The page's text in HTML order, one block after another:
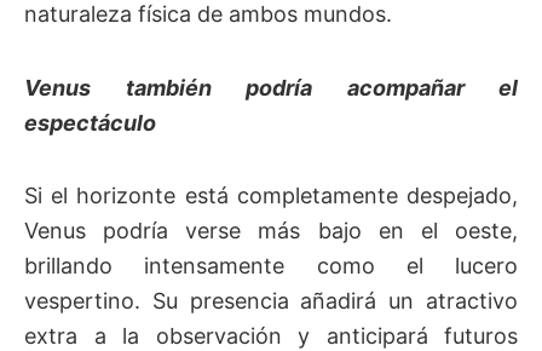
naturaleza física de ambos mundos.
Venus también podría acompañar el
espectáculo
Si el horizonte está completamente despejado,
Venus podría verse más bajo en el oeste,
brillando intensamente como el lucero
vespertino. Su presencia añadirá un atractivo
extra a la observación y anticipará futuros